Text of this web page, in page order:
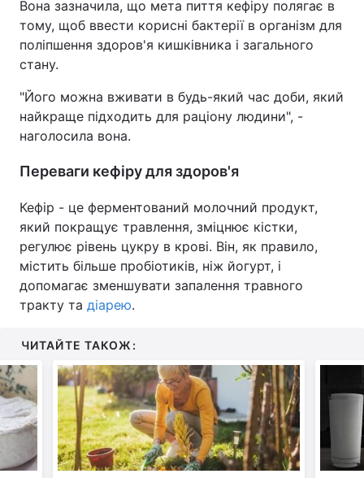
Тема оформлення
Вона зазначила, що мета пиття кефіру полягає в
тому, щоб ввести корисні бактерії в організм для
поліпшення здоров'я кишківника і загального
стану.
"Його можна вживати в будь-який час доби, який
найкраще підходить для раціону людини", -
наголосила вона.
Переваги кефіру для здоров'я
Кефір - це ферментований молочний продукт,
який покращує травлення, зміцнює кістки,
регулює рівень цукру в крові. Він, як правило,
містить більше пробіотиків, ніж йогурт, і
допомагає зменшувати запалення травного
тракту та діарею.
ЧИТАЙТЕ ТАКОЖ: